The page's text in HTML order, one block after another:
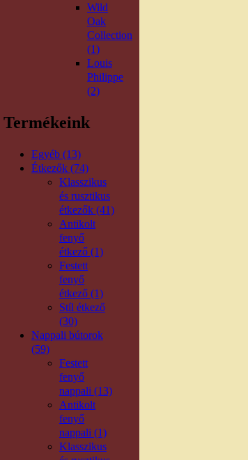
Wild
Oak
Collection
(1)
Louis
Philippe
(2)
Termékeink
Egyéb (13)
Étkezők (74)
Klasszikus
és rusztikus
étkezők (41)
Antikolt
fenyő
étkező (1)
Festett
fenyő
étkező (1)
Stíl étkező
(30)
Nappali bútorok
(59)
Festett
fenyő
nappali (13)
Antikolt
fenyő
nappali (1)
Klasszikus